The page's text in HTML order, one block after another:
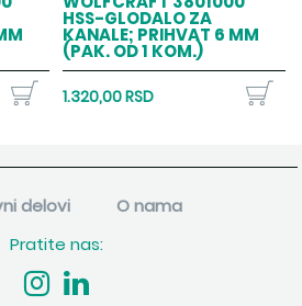
HSS-GLODALO ZA
KANALE; PRIHVAT 6 MM
(PAK. OD 1 KOM.)
1.320,00 RSD
delovi
O nama
Pratite nas: